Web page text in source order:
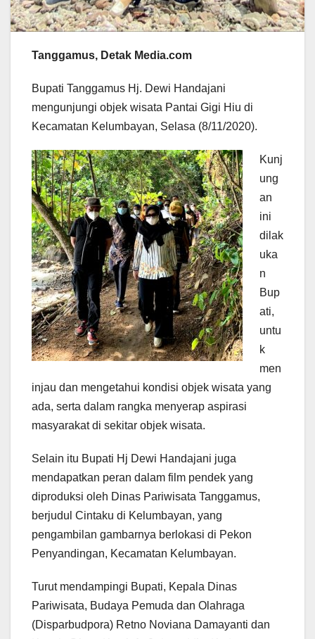
Tanggamus, Detak Media.com
Bupati Tanggamus Hj. Dewi Handajani
mengunjungi objek wisata Pantai Gigi Hiu di
Kecamatan Kelumbayan, Selasa (8/11/2020).
Kunj
ung
an
ini
dilak
uka
n
Bup
ati,
untu
k
men
injau dan mengetahui kondisi objek wisata yang
ada, serta dalam rangka menyerap aspirasi
masyarakat di sekitar objek wisata.
Selain itu Bupati Hj Dewi Handajani juga
mendapatkan peran dalam film pendek yang
diproduksi oleh Dinas Pariwisata Tanggamus,
berjudul Cintaku di Kelumbayan, yang
pengambilan gambarnya berlokasi di Pekon
Penyandingan, Kecamatan Kelumbayan.
Turut mendampingi Bupati, Kepala Dinas
Pariwisata, Budaya Pemuda dan Olahraga
(Disparbudpora) Retno Noviana Damayanti dan